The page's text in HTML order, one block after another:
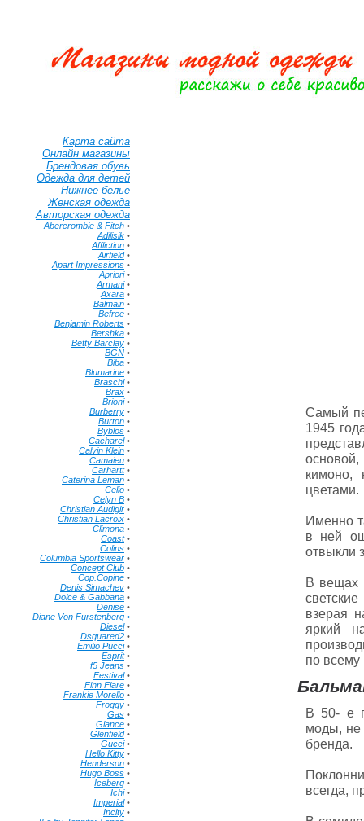
Самый
1945
кимоно,
цветами.
Именно
в ней
отвыкли
В вещах
взерая
яркий
по всему
В 50- е
моды, не
бренда.
всегда,
Карта сайта
Онлайн магазины
Брендовая обувь
Одежда для детей
Нижнее белье
Женская одежда
Авторская одежда
Abercrombie & Fitch •
Adilisik •
Affliction •
Airfield•
Apart Impressions •
Apriori•
Armani•
Axara •
Balmain •
Befree •
Benjamin Roberts •
Bershka •
Betty Barclay •
BGN •
Biba •
Blumarine •
Braschi•
Brax •
Brioni•
Burberry •
Burton •
Byblos •
Cacharel•
Calvin Klein •
Camaieu •
Carhartt•
Caterina Leman •
Celio •
Celyn B •
Christian Audigir •
Christian Lacroix •
Climona •
Coast•
Colins •
Columbia Sportswear •
Concept Club •
Cop.Copine •
Denis Simachev •
Dolce & Gabbana •
Denise •
Diane Von Furstenberg •
Diesel•
Dsquared2 •
Emilio Pucci•
Esprit•
f5 Jeans •
Festival•
Finn Flare •
Frankie Morello •
Froggy •
Gas •
Glance •
Glenfield•
Gucci•
Hello Kitty •
Henderson •
Hugo Boss •
Iceberg •
Ichi•
Imperial•
Incity •